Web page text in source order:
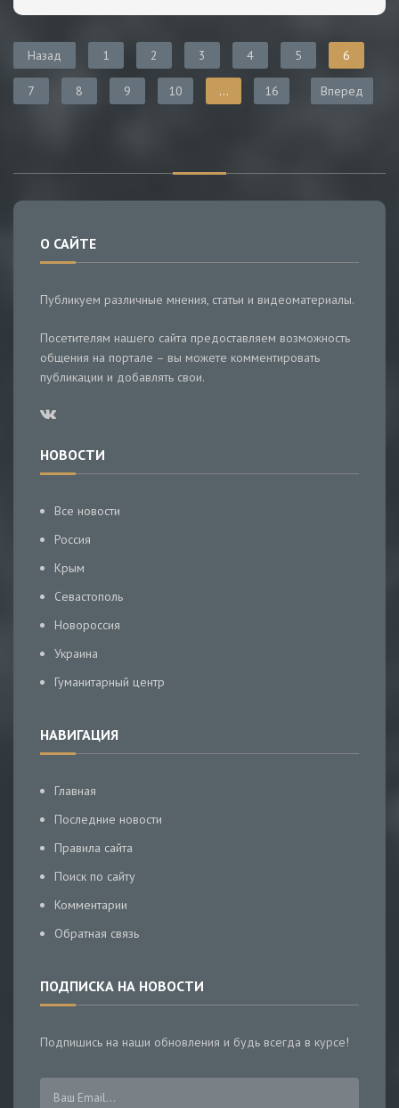
Назад 1 2 3 4 5 6
7 8 9 10 ... 16 Вперед
О САЙТЕ
Публикуем различные мнения, статьи и видеоматериалы.
Посетителям нашего сайта предоставляем возможность
общения на портале – вы можете комментировать
публикации и добавлять свои.
НОВОСТИ
Все новости
Россия
Крым
Севастополь
Новороссия
Украина
Гуманитарный центр
НАВИГАЦИЯ
Главная
Последние новости
Правила сайта
Поиск по сайту
Комментарии
Обратная связь
ПОДПИСКА НА НОВОСТИ
Подпишись на наши обновления и будь всегда в курсе!